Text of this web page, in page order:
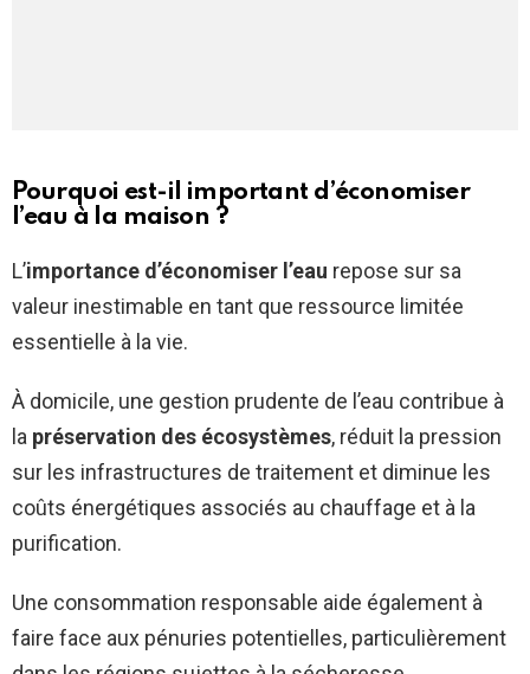
Pourquoi est-il important d’économiser
l’eau à la maison ?
L’importance d’économiser l’eau repose sur sa
valeur inestimable en tant que ressource limitée
essentielle à la vie.
À domicile, une gestion prudente de l’eau contribue à
la préservation des écosystèmes, réduit la pression
sur les infrastructures de traitement et diminue les
coûts énergétiques associés au chauffage et à la
purification.
Une consommation responsable aide également à
faire face aux pénuries potentielles, particulièrement